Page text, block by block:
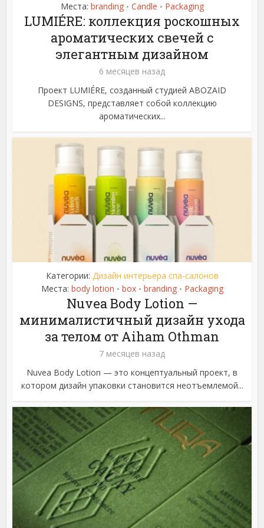
Места: branding • Candle • Packaging
LUMIÉRE: коллекция роскошных
ароматических свечей с
элегантным дизайном
6 месяцев назад
Проект LUMIÉRE, созданный студией ABOZAID
DESIGNS, представляет собой коллекцию
ароматических...
Категории: Дизайн интерьера спа-салонов
Места: body lotion • box • branding • Packaging
Nuvea Body Lotion —
минималистичный дизайн ухода
за телом от Aiham Othman
7 месяцев назад
Nuvea Body Lotion — это концептуальный проект, в
котором дизайн упаковки становится неотъемлемой...